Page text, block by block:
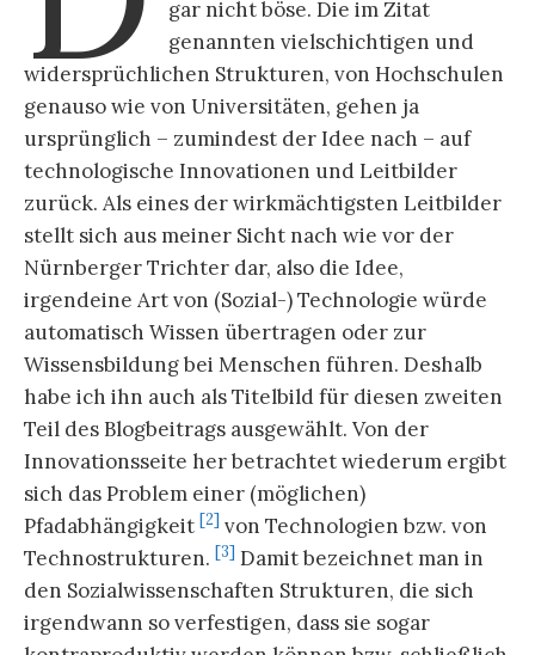
gar nicht böse. Die im Zitat
genannten vielschichtigen und
widersprüchlichen Strukturen, von Hochschulen
genauso wie von Universitäten, gehen ja
ursprünglich – zumindest der Idee nach – auf
technologische Innovationen und Leitbilder
zurück. Als eines der wirkmächtigsten Leitbilder
stellt sich aus meiner Sicht nach wie vor der
Nürnberger Trichter dar, also die Idee,
irgendeine Art von (Sozial-) Technologie würde
automatisch Wissen übertragen oder zur
Wissensbildung bei Menschen führen. Deshalb
habe ich ihn auch als Titelbild für diesen zweiten
Teil des Blogbeitrags ausgewählt. Von der
Innovationsseite her betrachtet wiederum ergibt
sich das Problem einer (möglichen)
Pfadabhängigkeit [2] von Technologien bzw. von
Technostrukturen. [3] Damit bezeichnet man in
den Sozialwissenschaften Strukturen, die sich
irgendwann so verfestigen, dass sie sogar